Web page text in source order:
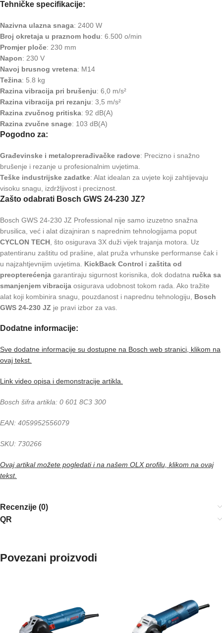
Tehničke specifikacije:
Nazivna ulazna snaga: 2400 W
Broj okretaja u praznom hodu: 6.500 o/min
Promjer ploče: 230 mm
Napon: 230 V
Navoj brusnog vretena: M14
Težina: 5.8 kg
Razina vibracija pri brušenju: 6,0 m/s²
Razina vibracija pri rezanju: 3,5 m/s²
Razina zvučnog pritiska: 92 dB(A)
Razina zvučne snage: 103 dB(A)
Pogodno za:
Građevinske i metaloprerađivačke radove: Precizno i snažno
brušenje i rezanje u profesionalnim uvjetima.
Teške industrijske zadatke: Alat idealan za uvjete koji zahtijevaju
visoku snagu, izdržljivost i preciznost.
Zašto odabrati Bosch GWS 24-230 JZ?
Bosch GWS 24-230 JZ Professional nije samo izuzetno snažna
brusilica, već i alat dizajniran s naprednim tehnologijama poput
CYCLON TECH , što osigurava 3X duži vijek trajanja motora. Uz
patentiranu zaštitu od prašine, alat pruža vrhunske performanse čak i
u najzahtjevnijim uvjetima. KickBack Control i zaštita od
preopterećenja garantiraju sigurnost korisnika, dok dodatna ručka sa
smanjenjem vibracija osigurava udobnost tokom rada. Ako tražite
alat koji kombinira snagu, pouzdanost i naprednu tehnologiju, Bosch
GWS 24-230 JZ je pravi izbor za vas.
Dodatne informacije:
Sve dodatne informacije su dostupne na Bosch web stranici, klikom na
ovaj tekst.
Link video opisa i demonstracije artikla.
Bosch šifra artikla: 0 601 8C3 300
EAN: 4059952556079
SKU: 730266
Ovaj artikal možete pogledati i na našem OLX profilu, klikom na ovaj
tekst.
Recenzije (0)
QR
Povezani proizvodi